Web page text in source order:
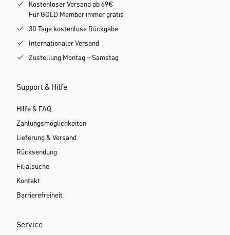
Kostenloser Versand ab 69€
Für GOLD Member immer gratis
30 Tage kostenlose Rückgabe
Internationaler Versand
Zustellung Montag – Samstag
Support & Hilfe
Hilfe & FAQ
Zahlungsmöglichkeiten
Lieferung & Versand
Rücksendung
Filialsuche
Kontakt
Barrierefreiheit
Service